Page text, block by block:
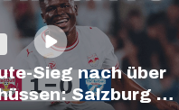
Sieg nach über
Salzburg –